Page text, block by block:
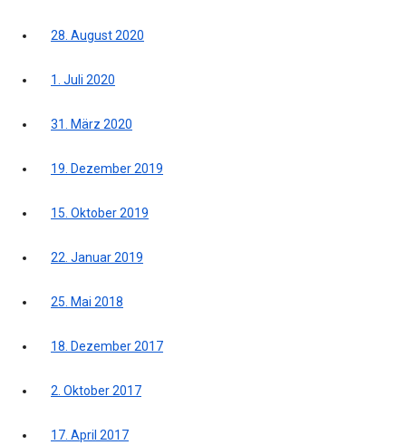
28. August 2020
1. Juli 2020
31. März 2020
19. Dezember 2019
15. Oktober 2019
22. Januar 2019
25. Mai 2018
18. Dezember 2017
2. Oktober 2017
17. April 2017